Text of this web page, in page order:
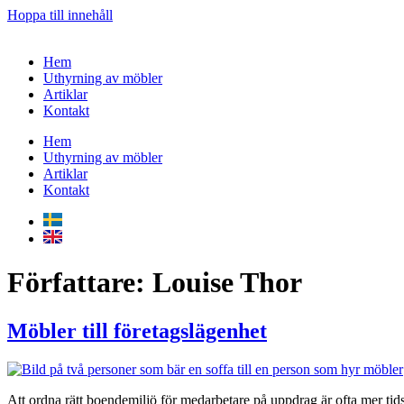
Hoppa till innehåll
Hem
Uthyrning av möbler
Artiklar
Kontakt
Hem
Uthyrning av möbler
Artiklar
Kontakt
Författare: Louise Thor
Möbler till företagslägenhet
Att ordna rätt boendemiljö för medarbetare på uppdrag är ofta mer